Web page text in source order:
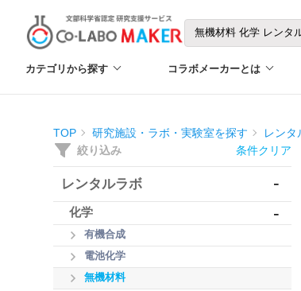
カテゴリから探す コラボメーカーとは
TOP 研究施設・ラボ・実験室を探す レンタ
絞り込み 条件クリア
レンタルラボ -
化学 -
有機合成
電池化学
無機材料